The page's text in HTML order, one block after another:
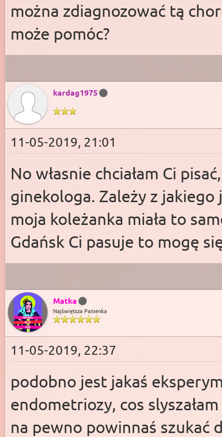
można zdiagnozować tą
może pomóc?
kardag1975
11-05-2019, 21:01
No własnie chciałam Ci
ginekologa. Zależy z
moja koleżanka miała to
Gdańsk Ci pasuje to mogę
Matka
Najświętsza Panienka
11-05-2019, 22:37
podobno jest jakaś
endometriozy, cos
na pewno powinnaś szukać